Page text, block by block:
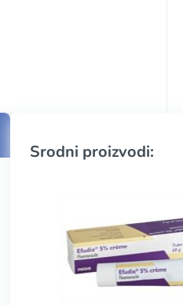
Srodni proizvodi: